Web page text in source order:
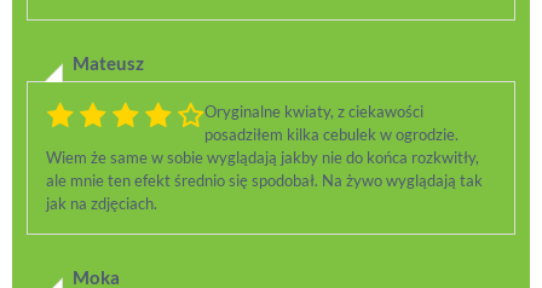
Mateusz
Oryginalne kwiaty, z ciekawości
posadziłem kilka cebulek w ogrodzie.
Wiem że same w sobie wyglądają jakby nie do końca rozkwitły,
ale mnie ten efekt średnio się spodobał. Na żywo wyglądają tak
jak na zdjęciach.
Moka